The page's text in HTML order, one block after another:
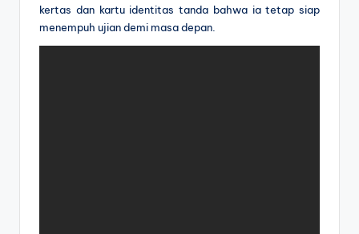
kertas dan kartu identitas tanda bahwa ia tetap siap
menempuh ujian demi masa depan.